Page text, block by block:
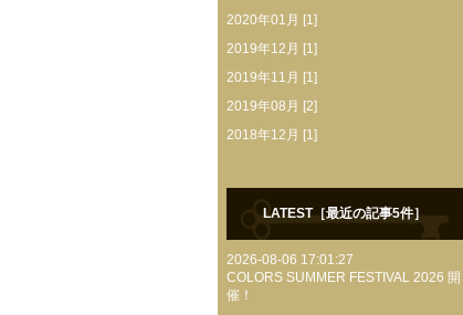
2020年01月 [1]
2019年12月 [1]
2019年11月 [1]
2019年08月 [2]
2018年12月 [1]
LATEST［最近の記事5件］
2026-08-06 17:01:27
COLORS SUMMER FESTIVAL 2026 開
催！